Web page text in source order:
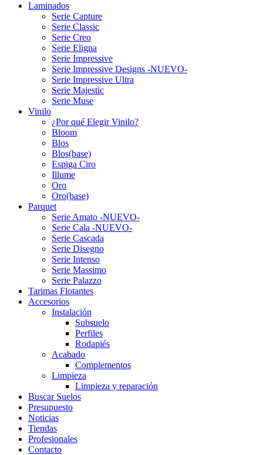
Laminados
Serie Capture
Serie Classic
Serie Creo
Serie Eligna
Serie Impressive
Serie Impressive Designs -NUEVO-
Serie Impressive Ultra
Serie Majestic
Serie Muse
Vinilo
¿Por qué Elegir Vinilo?
Bloom
Blos
Blos(base)
Espiga Ciro
Illume
Oro
Oro(base)
Parquet
Serie Amato -NUEVO-
Serie Cala -NUEVO-
Serie Cascada
Serie Disegno
Serie Intenso
Serie Massimo
Serie Palazzo
Tarimas Flotantes
Accesorios
Instalación
Subsuelo
Perfiles
Rodapiés
Acabado
Complementos
Limpieza
Limpieza y reparación
Buscar Suelos
Presupuesto
Noticias
Tiendas
Profesionales
Contacto